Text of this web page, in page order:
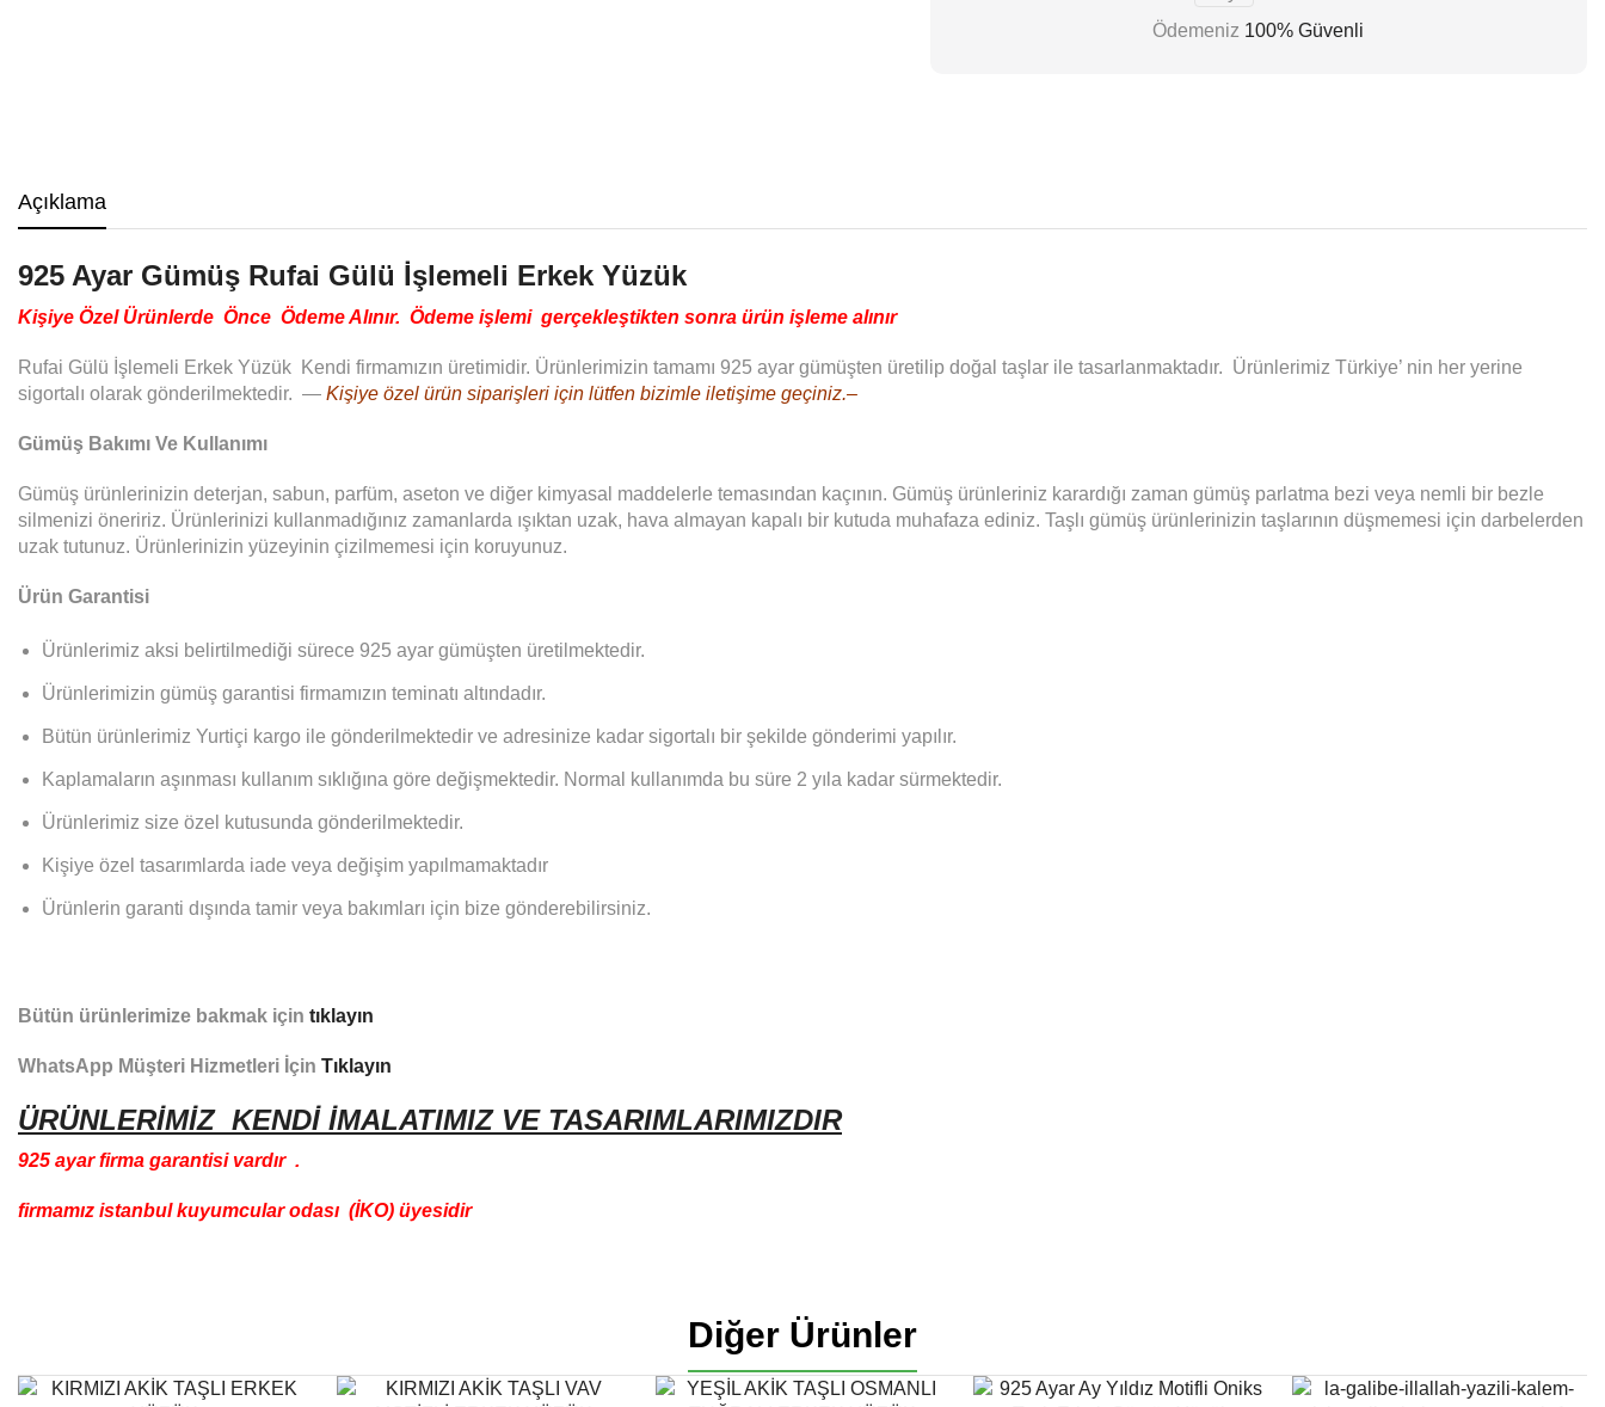
Ödemeniz 100% Güvenli
Açıklama
925 Ayar Gümüş Rufai Gülü İşlemeli Erkek Yüzük
Kişiye Özel Ürünlerde Önce Ödeme Alınır. Ödeme işlemi gerçekleştikten sonra ürün işleme alınır
Rufai Gülü İşlemeli Erkek Yüzük Kendi firmamızın üretimidir. Ürünlerimizin tamamı 925 ayar gümüşten üretilip doğal taşlar ile tasarlanmaktadır. Ürünlerimiz Türkiye’ nin her yerine
sigortalı olarak gönderilmektedir. — Kişiye özel ürün siparişleri için lütfen bizimle iletişime geçiniz.–
Gümüş Bakımı Ve Kullanımı
Gümüş ürünlerinizin deterjan, sabun, parfüm, aseton ve diğer kimyasal maddelerle temasından kaçının. Gümüş ürünleriniz karardığı zaman gümüş parlatma bezi veya nemli bir bezle
silmenizi öneririz. Ürünlerinizi kullanmadığınız zamanlarda ışıktan uzak, hava almayan kapalı bir kutuda muhafaza ediniz. Taşlı gümüş ürünlerinizin taşlarının düşmemesi için darbelerden
uzak tutunuz. Ürünlerinizin yüzeyinin çizilmemesi için koruyunuz.
Ürün Garantisi
Ürünlerimiz aksi belirtilmediği sürece 925 ayar gümüşten üretilmektedir.
Ürünlerimizin gümüş garantisi firmamızın teminatı altındadır.
Bütün ürünlerimiz Yurtiçi kargo ile gönderilmektedir ve adresinize kadar sigortalı bir şekilde gönderimi yapılır.
Kaplamaların aşınması kullanım sıklığına göre değişmektedir. Normal kullanımda bu süre 2 yıla kadar sürmektedir.
Ürünlerimiz size özel kutusunda gönderilmektedir.
Kişiye özel tasarımlarda iade veya değişim yapılmamaktadır
Ürünlerin garanti dışında tamir veya bakımları için bize gönderebilirsiniz.
Bütün ürünlerimize bakmak için tıklayın
WhatsApp Müşteri Hizmetleri İçin Tıklayın
ÜRÜNLERİMİZ KENDİ İMALATIMIZ VE TASARIMLARIMIZDIR
925 ayar firma garantisi vardır .
firmamız istanbul kuyumcular odası (İKO) üyesidir
Diğer Ürünler